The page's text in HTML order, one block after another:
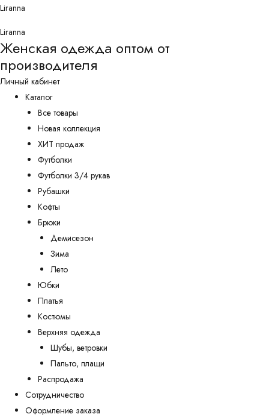
Перейти
содержимому
Liranna
Liranna
Женская одежда оптом от
производителя
Личный кабинет
Каталог
Все товары
Новая коллекция
ХИТ продаж
Футболки
Футболки 3/4 рукав
Рубашки
Кофты
Брюки
Демисезон
Зима
Лето
Юбки
Платья
Костюмы
Верхняя одежда
Шубы, ветровки
Пальто, плащи
Распродажа
Сотрудничество
Оформление заказа